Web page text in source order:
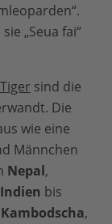
„Seua fai“
Tiger sind die
Die
wie eine
Männchen
Nepal,
Indien bis
Kambodscha,